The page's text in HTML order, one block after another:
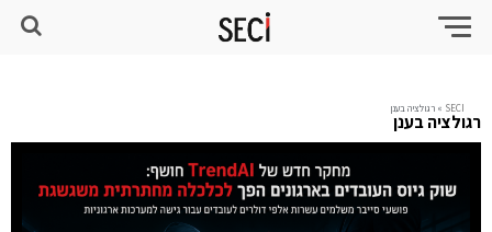
SECI
» רגולציה בענן
רגולציה בענן